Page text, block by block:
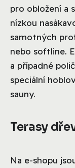
pro obložení a
nízkou
samotných
nebo softline.
a případné
speciální
sauny.
Terasy
Na e-shopu